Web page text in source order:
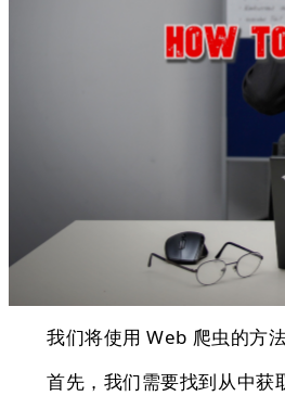
我们将使⽤ Web 爬虫的⽅法
首先，我们需要找到从中获取